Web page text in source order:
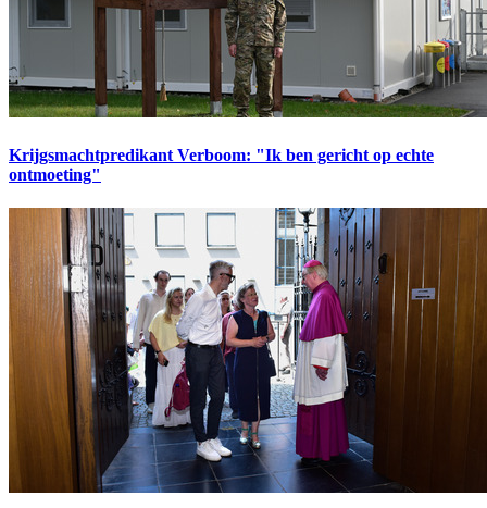
Krijgsmachtpredikant Verboom: "Ik ben gericht op echte
ontmoeting"